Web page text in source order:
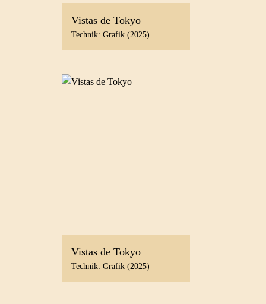
Vistas de Tokyo
Technik: Grafik (2025)
Vistas de Tokyo
Technik: Grafik (2025)